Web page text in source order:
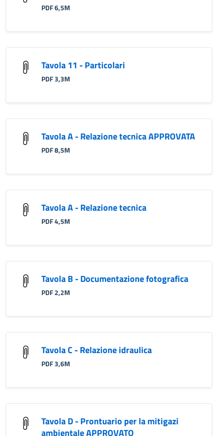
PDF 6,5M
Tavola 11 - Particolari
PDF 3,3M
Tavola A - Relazione tecnica APPROVATA
PDF 8,5M
Tavola A - Relazione tecnica
PDF 4,5M
Tavola B - Documentazione fotografica
PDF 2,2M
Tavola C - Relazione idraulica
PDF 3,6M
Tavola D - Prontuario per la mitigazi
ambientale APPROVATO